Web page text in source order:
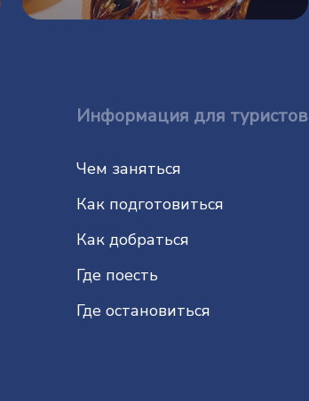
Информация для туристов
Чем заняться
Как подготовиться
Как добраться
Где поесть
Где остановиться